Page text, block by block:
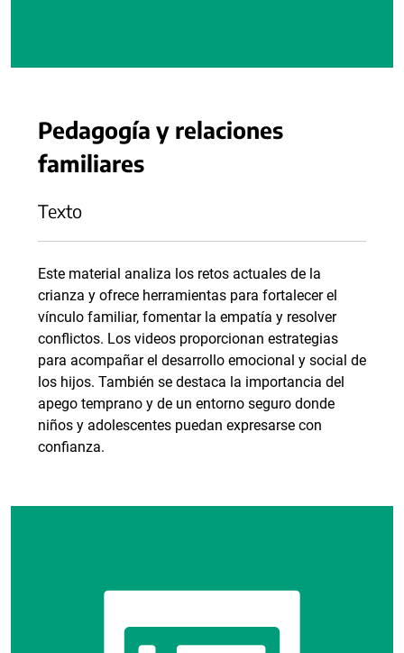
Pedagogía y relaciones
familiares
Texto
Este material analiza los retos actuales de la
crianza y ofrece herramientas para fortalecer el
vínculo familiar, fomentar la empatía y resolver
conflictos. Los videos proporcionan estrategias
para acompañar el desarrollo emocional y social de
los hijos. También se destaca la importancia del
apego temprano y de un entorno seguro donde
niños y adolescentes puedan expresarse con
confianza.